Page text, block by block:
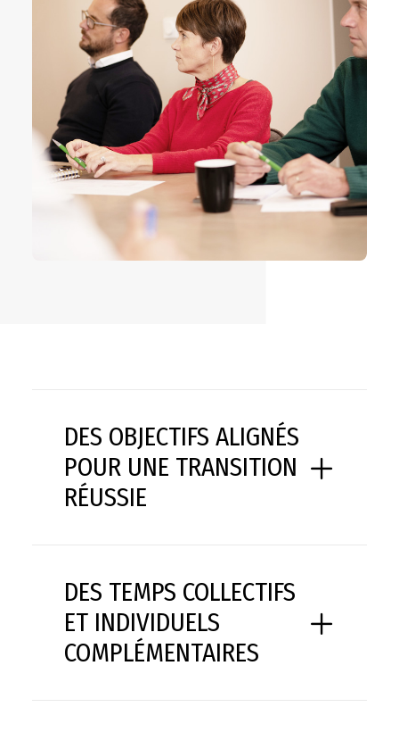
DES OBJECTIFS ALIGNÉS
POUR UNE TRANSITION
RÉUSSIE
DES TEMPS COLLECTIFS
ET INDIVIDUELS
COMPLÉMENTAIRES